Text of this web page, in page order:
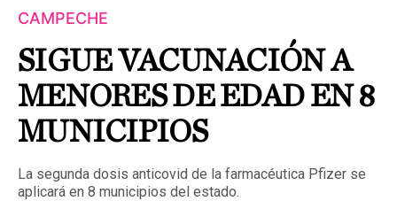
CAMPECHE
SIGUE VACUNACIÓN A
MENORES DE EDAD EN 8
MUNICIPIOS
La segunda dosis anticovid de la farmacéutica Pfizer se
aplicará en 8 municipios del estado.